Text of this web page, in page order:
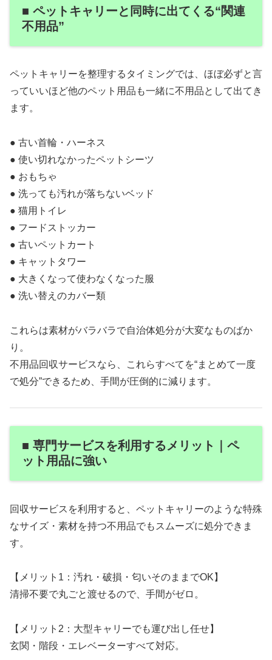
■ ペットキャリーと同時に出てくる“関連
不用品”
ペットキャリーを整理するタイミングでは、ほぼ必ずと言
っていいほど他のペット用品も一緒に不用品として出てき
ます。
● 古い首輪・ハーネス
● 使い切れなかったペットシーツ
● おもちゃ
● 洗っても汚れが落ちないベッド
● 猫用トイレ
● フードストッカー
● 古いペットカート
● キャットタワー
● 大きくなって使わなくなった服
● 洗い替えのカバー類
これらは素材がバラバラで自治体処分が大変なものばか
り。
不用品回収サービスなら、これらすべてを“まとめて一度
で処分”できるため、手間が圧倒的に減ります。
■ 専門サービスを利用するメリット｜ペ
ット用品に強い
回収サービスを利用すると、ペットキャリーのような特殊
なサイズ・素材を持つ不用品でもスムーズに処分できま
す。
【メリット1：汚れ・破損・匂いそのままでOK】
清掃不要で丸ごと渡せるので、手間がゼロ。
【メリット2：大型キャリーでも運び出し任せ】
玄関・階段・エレベーターすべて対応。